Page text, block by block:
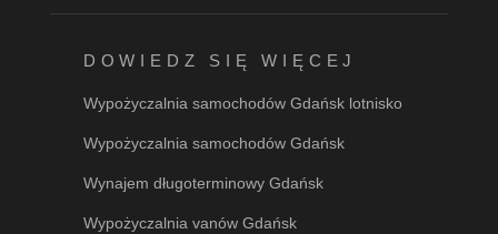
DOWIEDZ SIĘ WIĘCEJ
Wypożyczalnia samochodów Gdańsk lotnisko
Wypożyczalnia samochodów Gdańsk
Wynajem długoterminowy Gdańsk
Wypożyczalnia vanów Gdańsk